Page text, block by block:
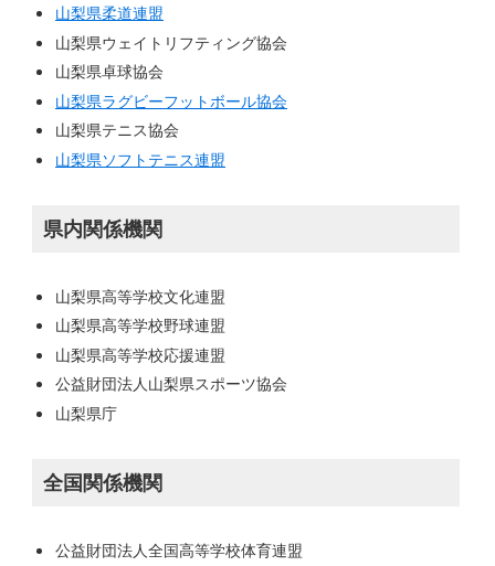
山梨県柔道連盟
山梨県ウェイトリフティング協会
山梨県卓球協会
山梨県ラグビーフットボール協会
山梨県テニス協会
山梨県ソフトテニス連盟
県内関係機関
山梨県高等学校文化連盟
山梨県高等学校野球連盟
山梨県高等学校応援連盟
公益財団法人山梨県スポーツ協会
山梨県庁
全国関係機関
公益財団法人全国高等学校体育連盟